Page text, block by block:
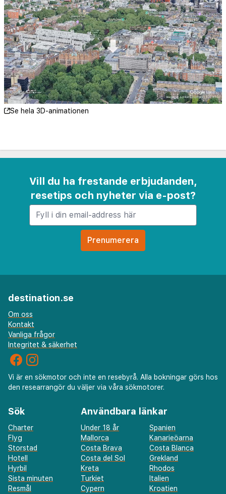
Adress: 56-60 Guilford Street, London, WC1N
1DB, England, Storbritannien.
Se hela 3D-animationen
Vill du ha frestande erbjudanden,
resetips och nyheter via e-post?
destination.se
Om oss
Kontakt
Vanliga frågor
Integritet & säkerhet
Vi är en sökmotor och inte en resebyrå. Alla bokningar görs hos
den researrangör du väljer via våra sökmotorer.
Sök
Charter
Flyg
Storstad
Hotell
Hyrbil
Sista minuten
Resmål
Användbara länkar
Under 18 år
Spanien
Mallorca
Kanarieöarna
Costa Brava
Costa Blanca
Costa del Sol
Grekland
Kreta
Rhodos
Turkiet
Italien
Cypern
Kroatien